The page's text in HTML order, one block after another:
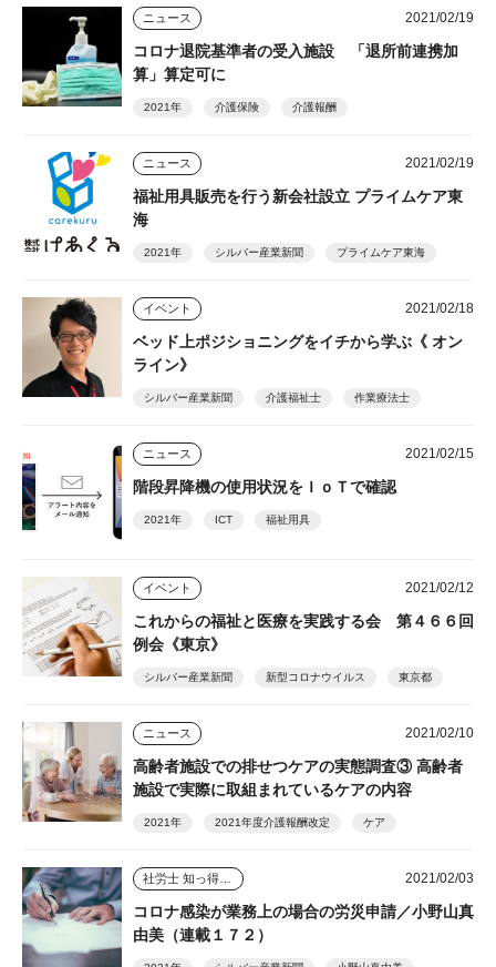
ニュース 2021/02/19
コロナ退院基準者の受入施設 「退所前連携加
算」算定可に
2021年 介護保険 介護報酬
ニュース 2021/02/19
福祉用具販売を行う新会社設立 プライムケア東
海
2021年 シルバー産業新聞 プライムケア東海
イベント 2021/02/18
ベッド上ポジショニングをイチから学ぶ《 オン
ライン》
シルバー産業新聞 介護福祉士 作業療法士
ニュース 2021/02/15
階段昇降機の使用状況をＩｏＴで確認
2021年 ICT 福祉用具
イベント 2021/02/12
これからの福祉と医療を実践する会 第４６６回
例会《東京》
シルバー産業新聞 新型コロナウイルス 東京都
ニュース 2021/02/10
高齢者施設での排せつケアの実態調査③ 高齢者
施設で実際に取組まれているケアの内容
2021年 2021年度介護報酬改定 ケア
2021/02/03
コロナ感染が業務上の場合の労災申請／小野山真
由美（連載１７２）